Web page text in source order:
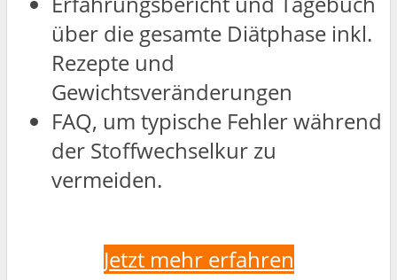
über die gesamte Diätphase inkl.
Rezepte und
Gewichtsveränderungen
FAQ, um typische Fehler während
der Stoffwechselkur zu
vermeiden.
Jetzt mehr erfahren